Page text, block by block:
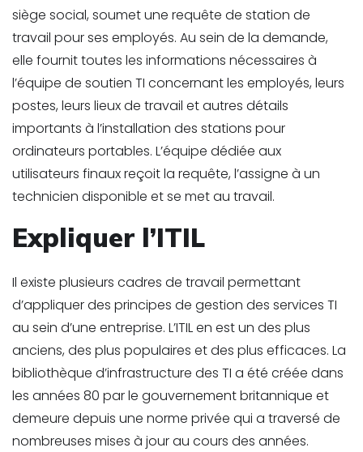
siège social, soumet une requête de station de
travail pour ses employés. Au sein de la demande,
elle fournit toutes les informations nécessaires à
l’équipe de soutien TI concernant les employés, leurs
postes, leurs lieux de travail et autres détails
importants à l’installation des stations pour
ordinateurs portables. L’équipe dédiée aux
utilisateurs finaux reçoit la requête, l’assigne à un
technicien disponible et se met au travail.
Expliquer l’ITIL
Il existe plusieurs cadres de travail permettant
d’appliquer des principes de gestion des services TI
au sein d’une entreprise. L’ITIL en est un des plus
anciens, des plus populaires et des plus efficaces. La
bibliothèque d’infrastructure des TI a été créée dans
les années 80 par le gouvernement britannique et
demeure depuis une norme privée qui a traversé de
nombreuses mises à jour au cours des années.